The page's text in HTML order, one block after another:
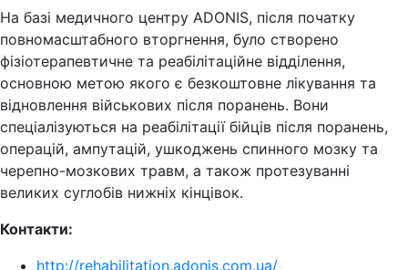
На базі медичного центру ADONIS, після початку
повномасштабного вторгнення, було створено
фізіотерапевтичне та реабілітаційне відділення,
основною метою якого є безкоштовне лікування та
відновлення військових після поранень. Вони
спеціалізуються на реабілітації бійців після поранень,
операцій, ампутацій, ушкоджень спинного мозку та
черепно-мозкових травм, а також протезуванні
великих суглобів нижніх кінцівок.
Контакти:
http://rehabilitation.adonis.com.ua/